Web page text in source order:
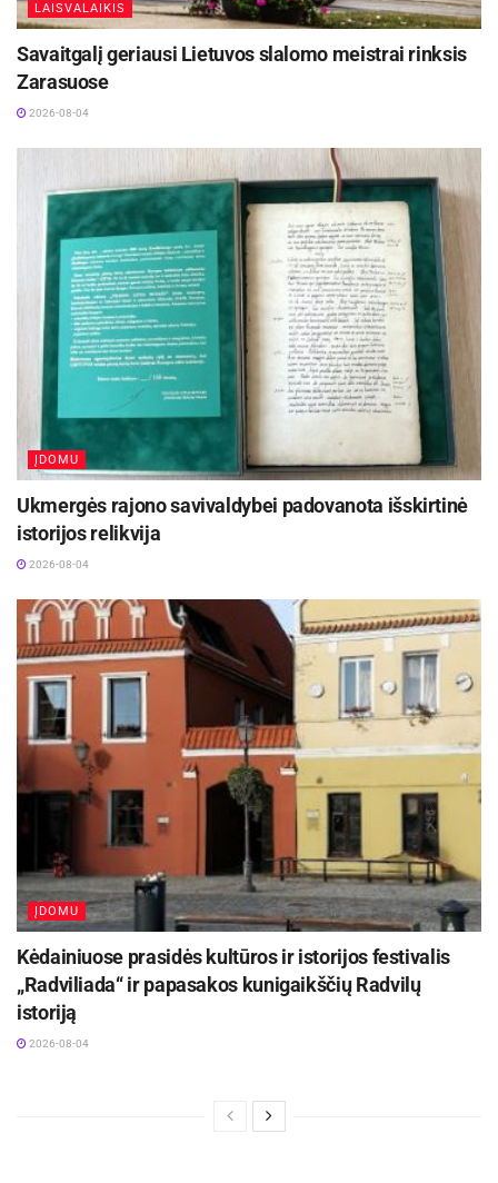
LAISVALAIKIS
Savaitgalį geriausi Lietuvos slalomo meistrai rinksis
Zarasuose
2026-08-04
ĮDOMU
Ukmergės rajono savivaldybei padovanota išskirtinė
istorijos relikvija
2026-08-04
ĮDOMU
Kėdainiuose prasidės kultūros ir istorijos festivalis
„Radviliada“ ir papasakos kunigaikščių Radvilų
istoriją
2026-08-04